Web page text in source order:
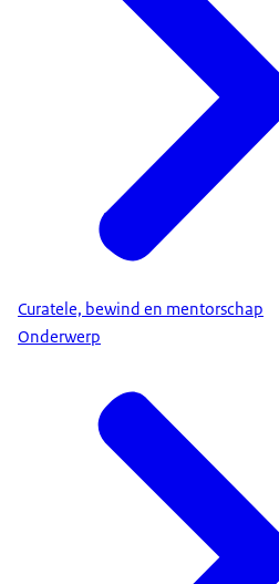
Curatele, bewind en mentorschap
Onderwerp